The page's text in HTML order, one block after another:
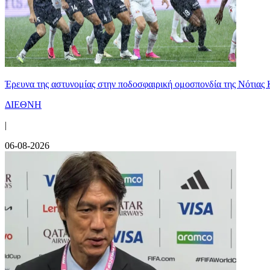
Έρευνα της αστυνομίας στην ποδοσφαιρική ομοσπονδία της
ΔΙΕΘΝΗ
|
06-08-2026